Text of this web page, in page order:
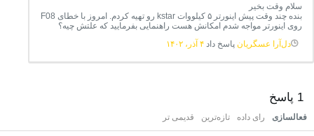
سلام وقت بخیر
بنده چند وقت پیش اینورتر ۵ کیلووات kstar رو تهیه کردم. امروز با خطای F08
روی اینورتر مواجه شدم امکانش هست راهنمایی بفرمایید که علتش چیه؟
دل‌آرا عسگریان پاسخ داد ۴ آذر، ۱۴۰۲
1 پاسخ
فعالسازی رای داده تازه‌ترین قدیمی تر